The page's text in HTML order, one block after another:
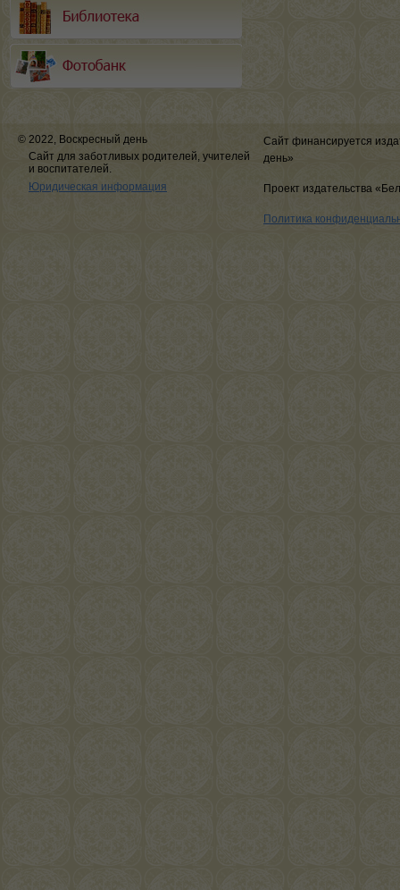
© 2022, Воскресный день
Сайт для заботливых родителей, учителей
и воспитателей.
Юридическая информация
Сайт финансируется
день»
Проект издательства
Политика